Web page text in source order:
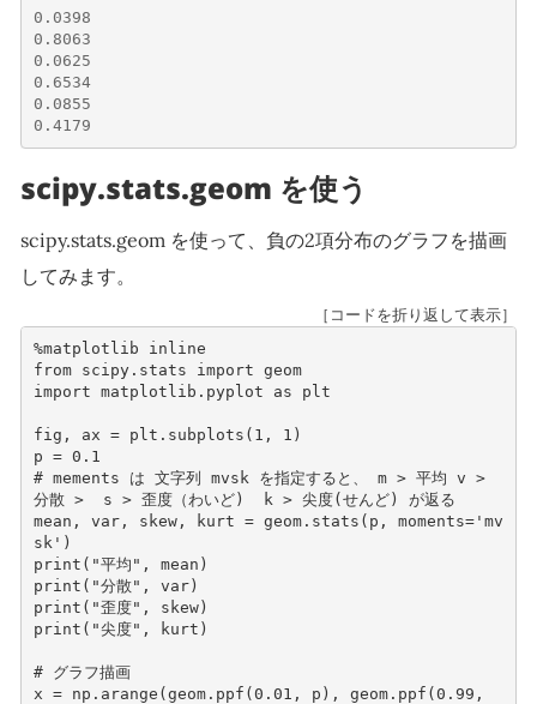
0.0398
0.8063
0.0625
0.6534
0.0855
0.4179
scipy.stats.geom を使う
scipy.stats.geom を使って、負の2項分布のグラフを描画
してみます。
［コードを折り返して表示］
%matplotlib
inline
from
scipy.stats import geom
import matplotlib.pyplot as plt
fig , ax = plt . subplots ( 1 , 1 )
p = 0.1
# mements は 文字列 mvsk を指定すると、 m > 平均 v >
分散 >  s > 歪度（わいど)  k > 尖度(せんど) が返る
mean , var, skew, kurt = geom. stats ( p , moments='mv
sk' )
print ( "平均" , mean )
print ( "分散" , var)
print ( "歪度" , skew)
print ( "尖度" , kurt )
# グラフ描画
x = np . arange ( geom. ppf ( 0.01 , p ), geom. ppf ( 0.99 ,